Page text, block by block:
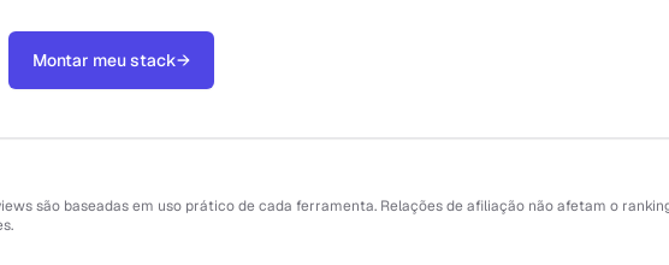
Montar meu stack→
são baseadas em uso prático de cada ferramenta. Relações de afiliação não afetam o